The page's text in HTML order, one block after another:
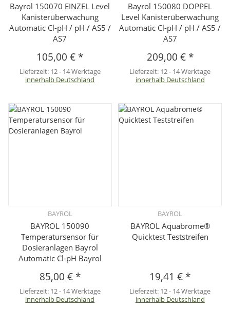
Bayrol 150070 EINZEL Level
Kanisterüberwachung
Automatic Cl-pH / pH / AS5 /
AS7
105,00 € *
Lieferzeit: 12 - 14 Werktage
innerhalb Deutschland
Bayrol 150080 DOPPEL
Level Kanisterüberwachung
Automatic Cl-pH / pH / AS5 /
AS7
209,00 € *
Lieferzeit: 12 - 14 Werktage
innerhalb Deutschland
BAYROL
BAYROL 150090
Temperatursensor für
Dosieranlagen Bayrol
Automatic Cl-pH Bayrol
85,00 € *
Lieferzeit: 12 - 14 Werktage
innerhalb Deutschland
BAYROL
BAYROL Aquabrome®
Quicktest Teststreifen
19,41 € *
Lieferzeit: 12 - 14 Werktage
innerhalb Deutschland